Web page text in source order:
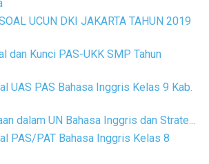
UCUN DKI JAKARTA TAHUN 2019
dan Kunci PAS-UKK SMP Tahun
UAS PAS Bahasa Inggris Kelas 9 Kab.
dalam UN Bahasa Inggris dan Strate...
PAS/PAT Bahasa Inggris Kelas 8